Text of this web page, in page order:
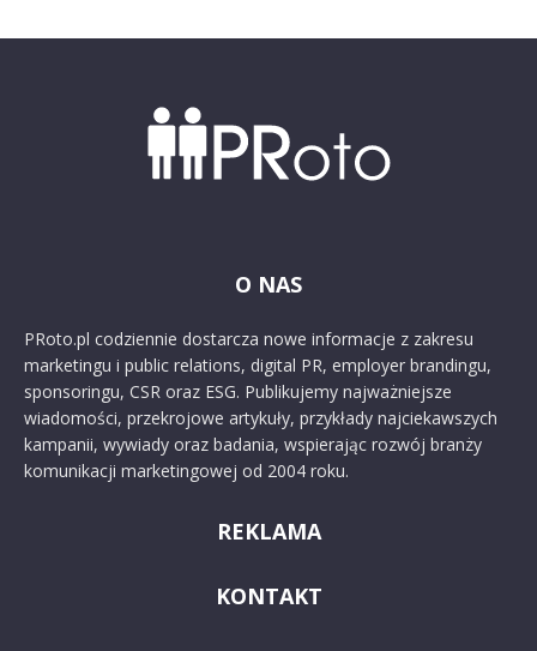
O NAS
PRoto.pl codziennie dostarcza nowe informacje z zakresu
marketingu i public relations, digital PR, employer brandingu,
sponsoringu, CSR oraz ESG. Publikujemy najważniejsze
wiadomości, przekrojowe artykuły, przykłady najciekawszych
kampanii, wywiady oraz badania, wspierając rozwój branży
komunikacji marketingowej od 2004 roku.
REKLAMA
KONTAKT